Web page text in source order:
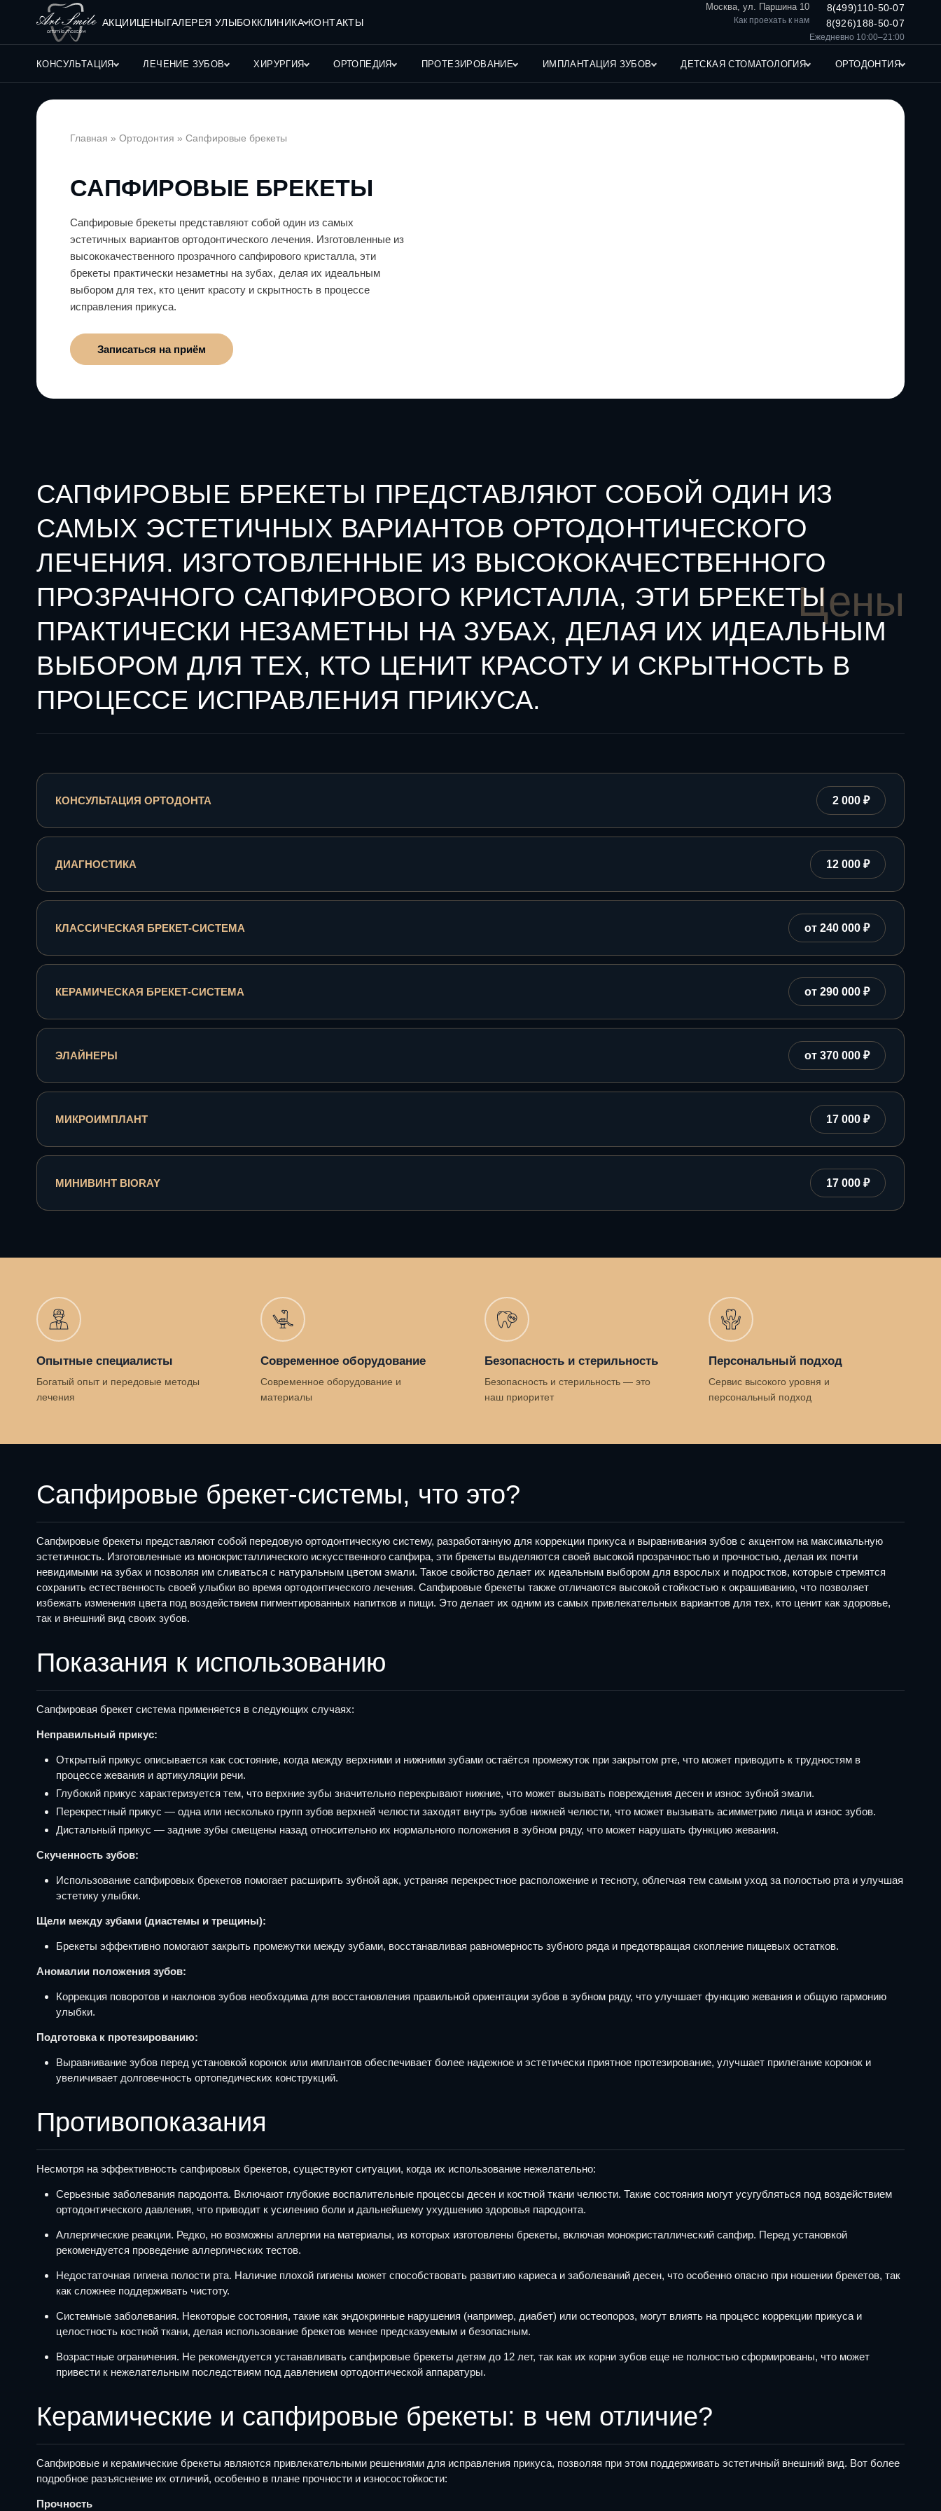
АКЦИИЦЕНЫГАЛЕРЕЯ УЛЫБОККЛИНИКА КОНТАКТЫ
Москва, ул. Паршина 10
Как проехать к нам
8(499)110-50-07
8(926)188-50-07
Ежедневно 10:00–21:00
КОНСУЛЬТАЦИЯ ЛЕЧЕНИЕ ЗУБОВ ХИРУРГИЯ ОРТОПЕДИЯ ПРОТЕЗИРОВАНИЕ ИМПЛАНТАЦИЯ ЗУБОВ ДЕТСКАЯ СТОМАТОЛОГИЯ ОРТОДОНТИЯ
Главная » Ортодонтия » Сапфировые брекеты
САПФИРОВЫЕ БРЕКЕТЫ
Сапфировые брекеты представляют собой один из самых
эстетичных вариантов ортодонтического лечения. Изготовленные из
высококачественного прозрачного сапфирового кристалла, эти
брекеты практически незаметны на зубах, делая их идеальным
выбором для тех, кто ценит красоту и скрытность в процессе
исправления прикуса.
Записаться на приём
САПФИРОВЫЕ БРЕКЕТЫ ПРЕДСТАВЛЯЮТ СОБОЙ ОДИН ИЗ
САМЫХ ЭСТЕТИЧНЫХ ВАРИАНТОВ ОРТОДОНТИЧЕСКОГО
ЛЕЧЕНИЯ. ИЗГОТОВЛЕННЫЕ ИЗ ВЫСОКОКАЧЕСТВЕННОГО
ПРОЗРАЧНОГО САПФИРОВОГО КРИСТАЛЛА, ЭТИ БРЕКЕТЫ
ПРАКТИЧЕСКИ НЕЗАМЕТНЫ НА ЗУБАХ, ДЕЛАЯ ИХ ИДЕАЛЬНЫМ
ВЫБОРОМ ДЛЯ ТЕХ, КТО ЦЕНИТ КРАСОТУ И СКРЫТНОСТЬ В
ПРОЦЕССЕ ИСПРАВЛЕНИЯ ПРИКУСА.
Цены
КОНСУЛЬТАЦИЯ ОРТОДОНТА 2 000 ₽
ДИАГНОСТИКА 12 000 ₽
КЛАССИЧЕСКАЯ БРЕКЕТ-СИСТЕМА от 240 000 ₽
КЕРАМИЧЕСКАЯ БРЕКЕТ-СИСТЕМА от 290 000 ₽
ЭЛАЙНЕРЫ от 370 000 ₽
МИКРОИМПЛАНТ 17 000 ₽
МИНИВИНТ BIORAY 17 000 ₽
Опытные специалисты
Богатый опыт и передовые методы
лечения
Современное оборудование
Современное оборудование и
материалы
Безопасность и стерильность
Безопасность и стерильность — это
наш приоритет
Персональный подход
Сервис высокого уровня и
персональный подход
Сапфировые брекет-системы, что это?
Сапфировые брекеты представляют собой передовую ортодонтическую систему, разработанную для коррекции прикуса и выравнивания зубов с акцентом на максимальную
эстетичность. Изготовленные из монокристаллического искусственного сапфира, эти брекеты выделяются своей высокой прозрачностью и прочностью, делая их почти
невидимыми на зубах и позволяя им сливаться с натуральным цветом эмали. Такое свойство делает их идеальным выбором для взрослых и подростков, которые стремятся
сохранить естественность своей улыбки во время ортодонтического лечения. Сапфировые брекеты также отличаются высокой стойкостью к окрашиванию, что позволяет
избежать изменения цвета под воздействием пигментированных напитков и пищи. Это делает их одним из самых привлекательных вариантов для тех, кто ценит как здоровье,
так и внешний вид своих зубов.
Показания к использованию
Сапфировая брекет система применяется в следующих случаях:
Неправильный прикус:
Открытый прикус описывается как состояние, когда между верхними и нижними зубами остаётся промежуток при закрытом рте, что может приводить к трудностям в
процессе жевания и артикуляции речи.
Глубокий прикус характеризуется тем, что верхние зубы значительно перекрывают нижние, что может вызывать повреждения десен и износ зубной эмали.
Перекрестный прикус — одна или несколько групп зубов верхней челюсти заходят внутрь зубов нижней челюсти, что может вызывать асимметрию лица и износ зубов.
Дистальный прикус — задние зубы смещены назад относительно их нормального положения в зубном ряду, что может нарушать функцию жевания.
Скученность зубов:
Использование сапфировых брекетов помогает расширить зубной арк, устраняя перекрестное расположение и тесноту, облегчая тем самым уход за полостью рта и улучшая
эстетику улыбки.
Щели между зубами (диастемы и трещины):
Брекеты эффективно помогают закрыть промежутки между зубами, восстанавливая равномерность зубного ряда и предотвращая скопление пищевых остатков.
Аномалии положения зубов:
Коррекция поворотов и наклонов зубов необходима для восстановления правильной ориентации зубов в зубном ряду, что улучшает функцию жевания и общую гармонию
улыбки.
Подготовка к протезированию:
Выравнивание зубов перед установкой коронок или имплантов обеспечивает более надежное и эстетически приятное протезирование, улучшает прилегание коронок и
увеличивает долговечность ортопедических конструкций.
Противопоказания
Несмотря на эффективность сапфировых брекетов, существуют ситуации, когда их использование нежелательно:
Серьезные заболевания пародонта. Включают глубокие воспалительные процессы десен и костной ткани челюсти. Такие состояния могут усугубляться под воздействием
ортодонтического давления, что приводит к усилению боли и дальнейшему ухудшению здоровья пародонта.
Аллергические реакции. Редко, но возможны аллергии на материалы, из которых изготовлены брекеты, включая монокристаллический сапфир. Перед установкой
рекомендуется проведение аллергических тестов.
Недостаточная гигиена полости рта. Наличие плохой гигиены может способствовать развитию кариеса и заболеваний десен, что особенно опасно при ношении брекетов, так
как сложнее поддерживать чистоту.
Системные заболевания. Некоторые состояния, такие как эндокринные нарушения (например, диабет) или остеопороз, могут влиять на процесс коррекции прикуса и
целостность костной ткани, делая использование брекетов менее предсказуемым и безопасным.
Возрастные ограничения. Не рекомендуется устанавливать сапфировые брекеты детям до 12 лет, так как их корни зубов еще не полностью сформированы, что может
привести к нежелательным последствиям под давлением ортодонтической аппаратуры.
Керамические и сапфировые брекеты: в чем отличие?
Сапфировые и керамические брекеты являются привлекательными решениями для исправления прикуса, позволяя при этом поддерживать эстетичный внешний вид. Вот более
подробное разъяснение их отличий, особенно в плане прочности и износостойкости:
Прочность